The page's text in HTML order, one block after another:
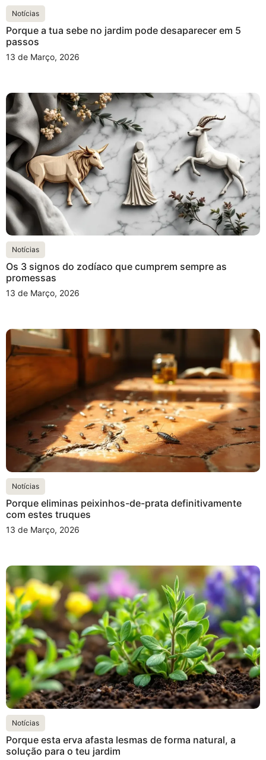
Notícias
Porque a tua sebe no jardim pode desaparecer em 5
passos
13 de Março, 2026
Notícias
Os 3 signos do zodíaco que cumprem sempre as
promessas
13 de Março, 2026
Notícias
Porque eliminas peixinhos-de-prata definitivamente
com estes truques
13 de Março, 2026
Notícias
Porque esta erva afasta lesmas de forma natural, a
solução para o teu jardim